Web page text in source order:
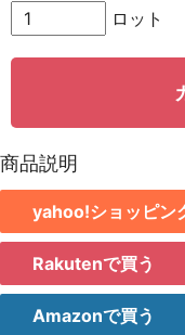
15
18
19
20
21
ロット
商品説明
yahoo!ショッピン
Rakutenで買う
Amazonで買う